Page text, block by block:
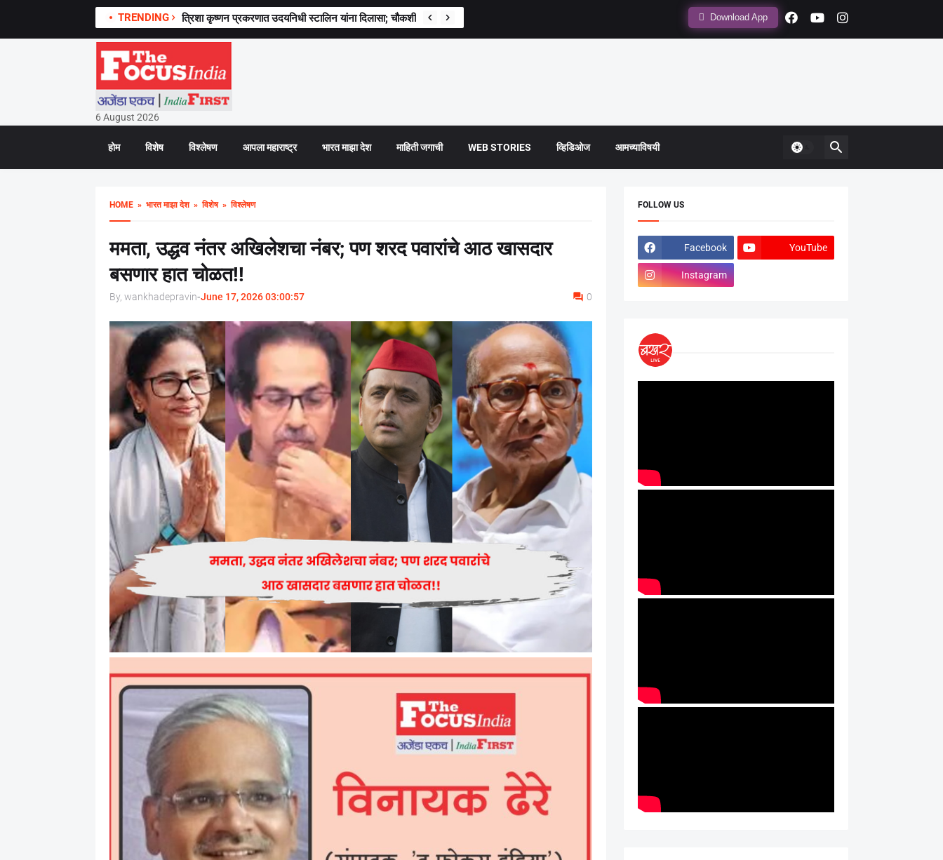
TRENDING त्रिशा कृष्णन प्रकरणात उदयनिधी स्टालिन यांना दिलासा; चौकशीनंतर मुक्त करण्याचे हायकोर्टाचे निर्देश Download App
6 August 2026
होम विशेष विश्लेषण आपला महाराष्ट्र भारत माझा देश माहिती जगाची WEB STORIES व्हिडिओज आमच्याविषयी
HOME» भारत माझा देश» विशेष» विश्लेषण
ममता, उद्धव नंतर अखिलेशचा नंबर; पण शरद पवारांचे आठ खासदार
बसणार हात चोळत!!
By, wankhadepravin-June 17, 2026 03:00:57 0
FOLLOW US
Facebook YouTube
Instagram